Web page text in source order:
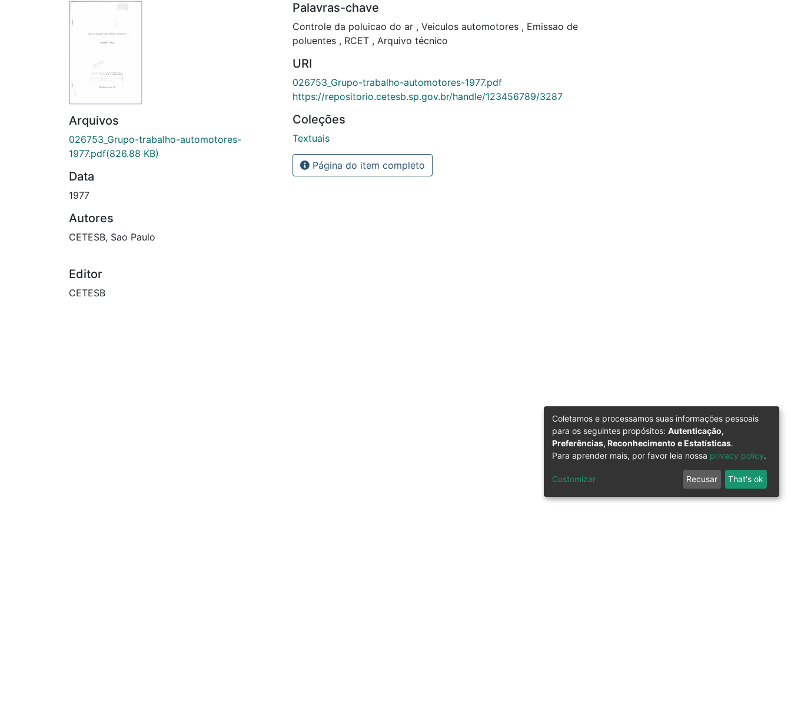
Arquivos
026753_Grupo-trabalho-automotores-
1977.pdf(826.88 KB)
Data
1977
Autores
CETESB, Sao Paulo
Editor
CETESB
Palavras-chave
Controle da poluicao do ar , Veiculos automotores , Emissao de
poluentes , RCET , Arquivo técnico
URI
026753_Grupo-trabalho-automotores-1977.pdf
https://repositorio.cetesb.sp.gov.br/handle/123456789/3287
Coleções
Textuais
Página do item completo
Coletamos e processamos suas informações pessoais
para os seguintes propósitos: Autenticação,
Preferências, Reconhecimento e Estatísticas.
Para aprender mais, por favor leia nossa privacy policy.
Customizar Recusar That's ok